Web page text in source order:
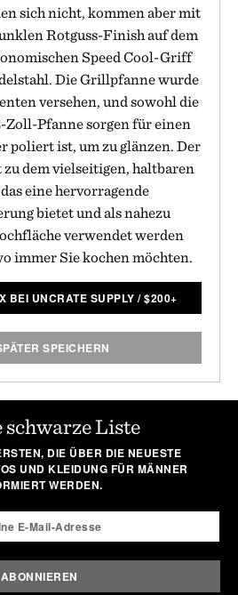
sich nicht, kommen aber mit
Rotguss-Finish auf dem
Speed Cool-Griff
Die Grillpfanne wurde
versehen, und sowohl die
Zoll-Pfanne sorgen für einen
poliert ist, um zu glänzen. Der
dem vielseitigen, haltbaren
eine hervorragende
bietet und als nahezu
verwendet werden
immer Sie kochen möchten.
BEI UNCRATE SUPPLY /$200+
SPEICHERN
schwarze Liste
DIE ÜBER DIE NEUESTE
UND KLEIDUNG FÜR MÄNNER
WERDEN.